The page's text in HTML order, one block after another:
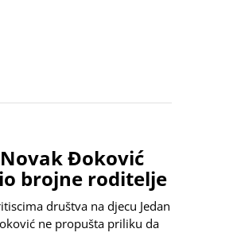
Novak Đoković
brojne roditelje
društva na djecu Jedan
ne propušta priliku da